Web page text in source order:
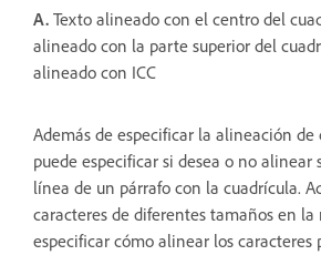
A. Texto alineado con el centro del
alineado con la parte superior del
alineado con ICC
Además de especificar la alineación
puede especificar si desea o no alinear
línea de un párrafo con la cuadrícula.
caracteres de diferentes tamaños en
especificar cómo alinear los caracteres